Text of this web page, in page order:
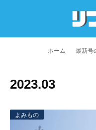
ホーム 最新号
2023.03
よみもの